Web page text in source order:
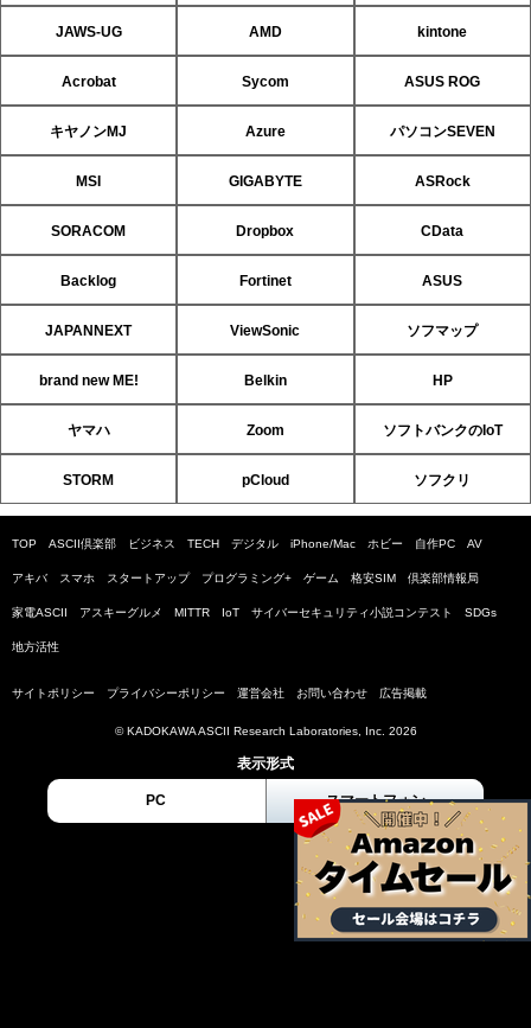
JAWS-UG AMD kintone
Acrobat Sycom ASUS ROG
キヤノンMJ Azure パソコンSEVEN
MSI GIGABYTE ASRock
SORACOM Dropbox CData
Backlog Fortinet ASUS
JAPANNEXT ViewSonic ソフマップ
brand new ME! Belkin HP
ヤマハ Zoom ソフトバンクのIoT
STORM pCloud ソフクリ
TOP ASCII倶楽部 ビジネス TECH デジタル iPhone/Mac ホビー 自作PC AV
アキバ スマホ スタートアップ プログラミング+ ゲーム 格安SIM 倶楽部情報局
家電ASCII アスキーグルメ MITTR IoT サイバーセキュリティ小説コンテスト SDGs
地方活性
サイトポリシー プライバシーポリシー 運営会社 お問い合わせ 広告掲載
© KADOKAWA ASCII Research Laboratories, Inc. 2026
表示形式
PC スマートフォン